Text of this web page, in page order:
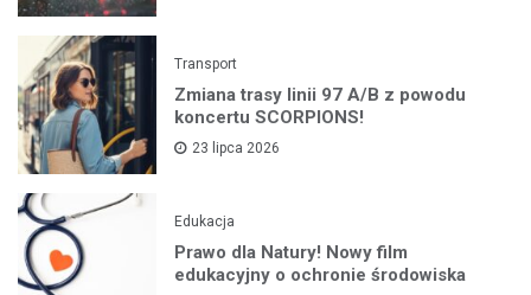
Transport
Zmiana trasy linii 97 A/B z powodu
koncertu SCORPIONS!
23 lipca 2026
Edukacja
Prawo dla Natury! Nowy film
edukacyjny o ochronie środowiska